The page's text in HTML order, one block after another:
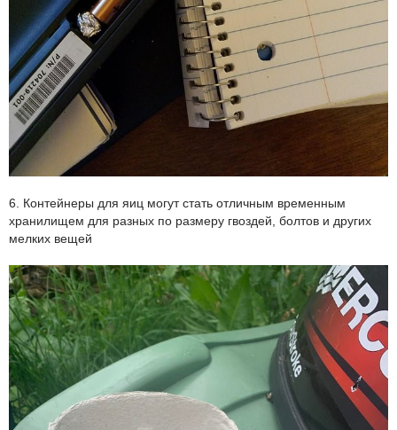
6. Контейнеры для яиц могут стать отличным временным
хранилищем для разных по размеру гвоздей, болтов и других
мелких вещей